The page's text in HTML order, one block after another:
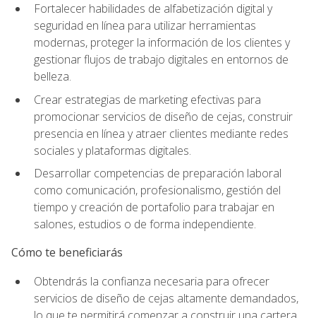
Fortalecer habilidades de alfabetización digital y
seguridad en línea para utilizar herramientas
modernas, proteger la información de los clientes y
gestionar flujos de trabajo digitales en entornos de
belleza.
Crear estrategias de marketing efectivas para
promocionar servicios de diseño de cejas, construir
presencia en línea y atraer clientes mediante redes
sociales y plataformas digitales.
Desarrollar competencias de preparación laboral
como comunicación, profesionalismo, gestión del
tiempo y creación de portafolio para trabajar en
salones, estudios o de forma independiente.
Cómo te beneficiarás
Obtendrás la confianza necesaria para ofrecer
servicios de diseño de cejas altamente demandados,